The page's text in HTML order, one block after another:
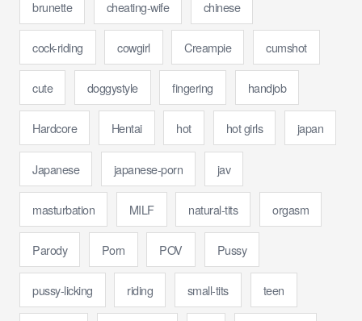
brunette cheating-wife chinese
cock-riding cowgirl Creampie cumshot
cute doggystyle fingering handjob
Hardcore Hentai hot hot girls japan
Japanese japanese-porn jav
masturbation MILF natural-tits orgasm
Parody Porn POV Pussy
pussy-licking riding small-tits teen